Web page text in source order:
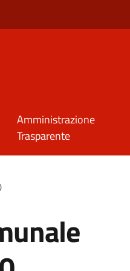
Amministrazione
Trasparente